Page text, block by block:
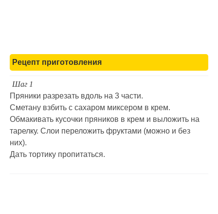
Рецепт приготовления
Шаг 1
Пряники разрезать вдоль на 3 части.
Сметану взбить с сахаром миксером в крем.
Обмакивать кусочки пряников в крем и выложить на
тарелку. Слои переложить фруктами (можно и без
них).
Дать тортику пропитаться.